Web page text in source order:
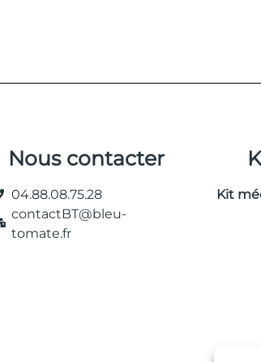
Nous contacter
04.88.08.75.28
contactBT@bleu-
tomate.fr
Kit